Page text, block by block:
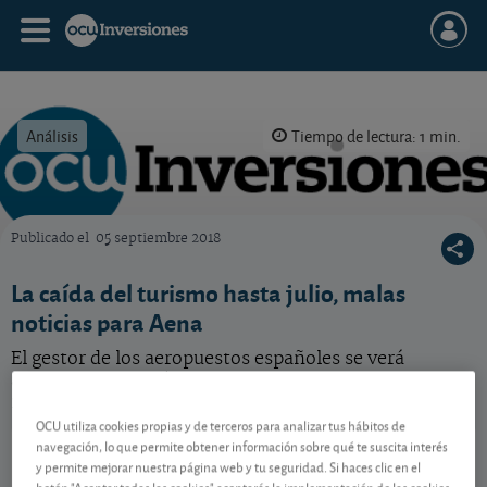
Análisis Tiempo de lectura: 1 min.
Publicado el 05 septiembre 2018
La caída del turismo hasta julio, malas
noticias para Aena
El gestor de los aeropuestos españoles se verá
Aena
ES0105046017
26,82 EUR
-
OCU utiliza cookies propias y de terceros para analizar tus hábitos de
navegación, lo que permite obtener información sobre qué te suscita interés
y permite mejorar nuestra página web y tu seguridad. Si haces clic en el